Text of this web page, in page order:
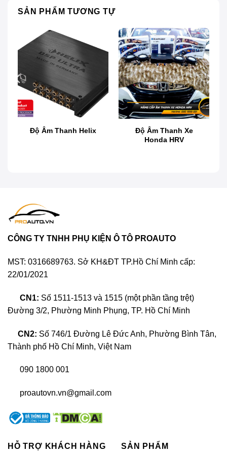
Ampli Mosconi One 8/10 DSP: Bảng giá mới nhất
Giới thiệu đôi nét về thương hiệu âm
thanh Mosconi
đến từ Ý, được thành lập vào năm 2009 bởi Ivan
vượt trội, mang đến những trải nghiệm âm thanh
hoàn hảo cho người sử dụng.
Mặc dù có lịch sử phát triển chưa dài, nhưng
Mosconi đã đạt được nhiều thành tựu đáng kể. Các
và các thiết bị âm thanh khác, luôn được đánh giá
âm thanh trung thực, chi tiết.
Mosconi cũng luôn không ngừng nghiên cứu và phát
triển công nghệ mới, giúp tạo ra những sản phẩm âm
SẢN PHẨM TƯƠNG TỰ
Độ Âm Thanh Helix
Độ Âm Thanh Xe
Honda HRV
CÔNG TY TNHH PHỤ KIỆN Ô TÔ PROAUTO
MST: 0316689763. Sở KH&ĐT TP.Hồ Chí Minh cấp:
22/01/2021
CN1: Số 1511-1513 và 1515 (một phần tầng trệt)
Đường 3/2, Phường Minh Phụng, TP. Hồ Chí Minh
CN2: Số 746/1 Đường Lê Đức Anh, Phường Bình Tân,
Thành phố Hồ Chí Minh, Việt Nam
090 1800 001
proautovn.vn@gmail.com
HỖ TRỢ KHÁCH HÀNG SẢN PHẨM